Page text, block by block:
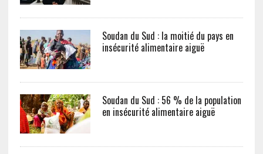
Soudan du Sud : la moitié du pays en
insécurité alimentaire aiguë
Soudan du Sud : 56 % de la population
en insécurité alimentaire aiguë